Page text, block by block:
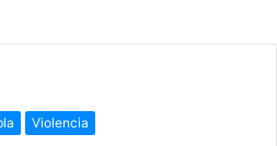
Violencia